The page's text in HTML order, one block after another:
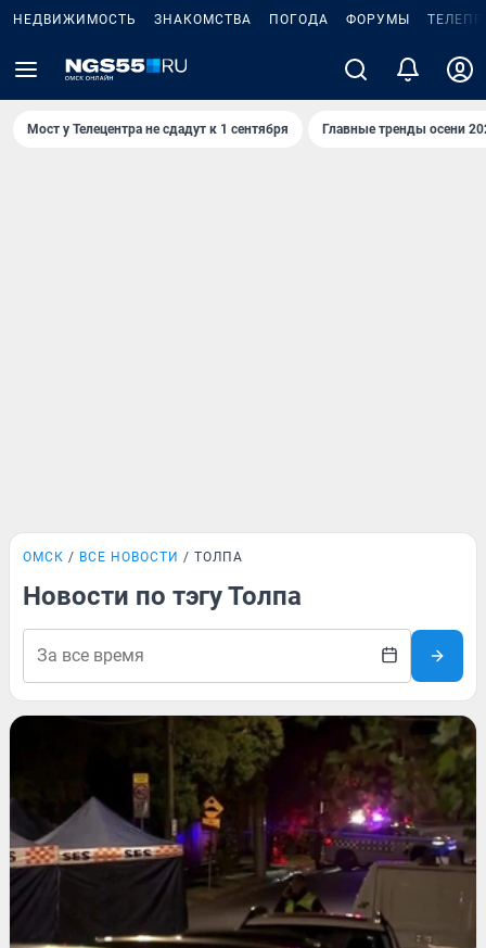
НЕДВИЖИМОСТЬ ЗНАКОМСТВА ПОГОДА ФОРУМЫ
Мост у Телецентра не сдадут к 1 сентября Главные тренды осени
ОМСК ВСЕ НОВОСТИ ТОЛПА
Новости по тэгу Толпа